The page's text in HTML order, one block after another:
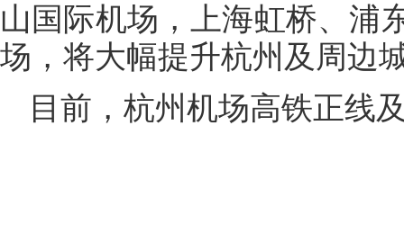
山国际机场，上海虹桥、浦
场，将大幅提升杭州及周边
目前，杭州机场高铁正线